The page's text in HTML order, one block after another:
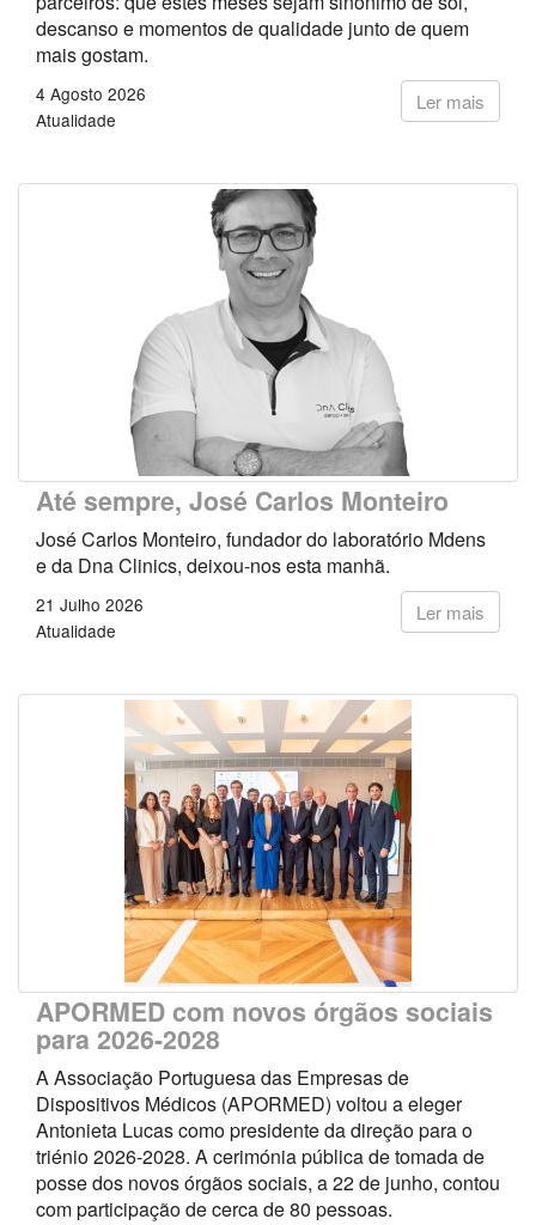
descanso e momentos de qualidade junto de quem
mais gostam.
Ler mais
4 Agosto 2026
Atualidade
Até sempre, José Carlos Monteiro
José Carlos Monteiro, fundador do laboratório Mdens
e da Dna Clinics, deixou-nos esta manhã.
Ler mais
21 Julho 2026
Atualidade
APORMED com novos órgãos sociais
para 2026-2028
A Associação Portuguesa das Empresas de
Dispositivos Médicos (APORMED) voltou a eleger
Antonieta Lucas como presidente da direção para o
triénio 2026-2028. A cerimónia pública de tomada de
posse dos novos órgãos sociais, a 22 de junho, contou
com participação de cerca de 80 pessoas.